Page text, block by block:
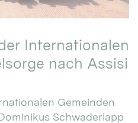
Internationalen
nach Assisi
Gemeinden
Schwaderlapp